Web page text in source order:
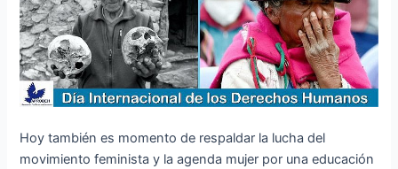
Hoy también es momento de respaldar la lucha del
movimiento feminista y la agenda mujer por una educación